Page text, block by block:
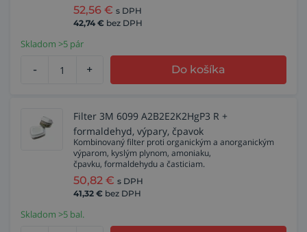
52,56 € s DPH
42,74 € bez DPH
Skladom >5 pár
- + Do košíka
Filter 3M 6099 A2B2E2K2HgP3 R +
formaldehyd, výpary, čpavok
Kombinovaný filter proti organickým a anorganickým
výparom, kyslým plynom, amoniaku,
čpavku, formaldehydu a časticiam.
50,82 € s DPH
41,32 € bez DPH
Skladom >5 bal.